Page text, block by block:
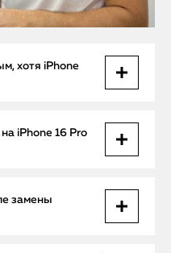
хотя iPhone
или шлейф. Иногда
на материнской
iPhone 16 Pro
мастера, установку,
замены